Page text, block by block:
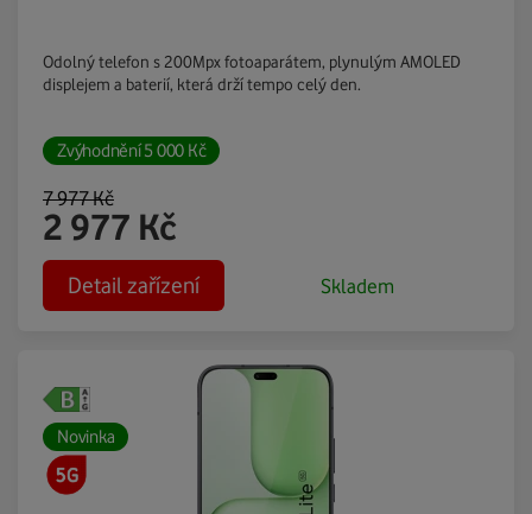
Odolný telefon s 200Mpx fotoaparátem, plynulým AMOLED
displejem a baterií, která drží tempo celý den.
Zvýhodnění5 000 Kč
7 977Kč
2 977 Kč
Detail zařízení Skladem
Novinka